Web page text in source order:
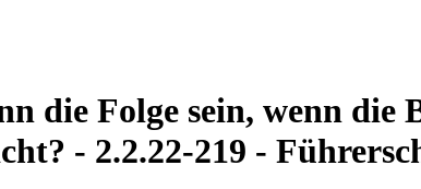
die Folge sein, wenn die
- 2.2.22-219 -